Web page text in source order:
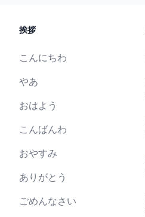
挨拶
こんにちわ
やあ
おはよう
こんばんわ
おやすみ
ありがとう
ごめんなさい